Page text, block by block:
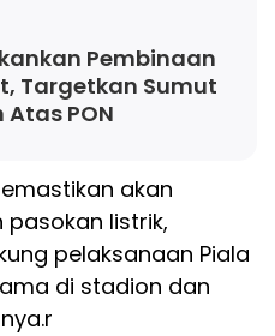
Pembinaan
Targetkan Sumut
PON
akan
listrik,
pelaksanaan Piala
di stadion dan